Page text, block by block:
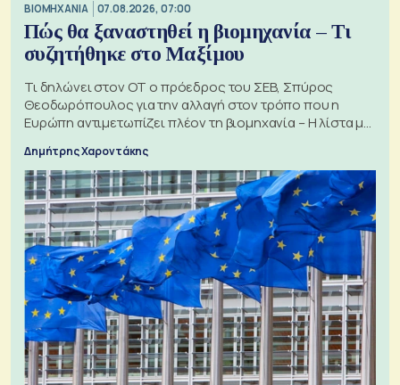
ΒΙΟΜΗΧΑΝΙΑ 07.08.2026, 07:00
Πώς θα ξαναστηθεί η βιομηχανία – Τι
συζητήθηκε στο Μαξίμου
Τι δηλώνει στον ΟΤ ο πρόεδρος του ΣΕΒ, Σπύρος
Θεοδωρόπουλος για την αλλαγή στον τρόπο που η
Ευρώπη αντιμετωπίζει πλέον τη βιομηχανία – Η λίστα με
Δημήτρης Χαροντάκης